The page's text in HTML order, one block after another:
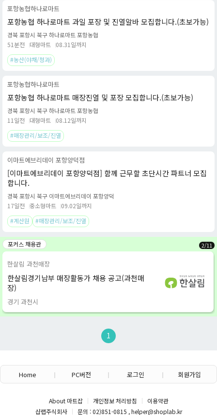
포항농협하나로마트
포항농협 하나로마트 과일 포장 및 진열알바 모집합니다.(초보가능)
경북 포항시 북구 하나로마트 포항농협
51분전
대형마트
08.31일까지
#농산(야채/청과)
포항농협하나로마트
포항농협 하나로마트 매장진열 및 포장 모집합니다.(초보가능)
경북 포항시 북구 하나로마트 포항농협
11일전
대형마트
08.12일까지
#매장관리/보조/진열
이마트에브리데이 포항양덕점
[이마트에브리데이 포항양덕점] 함께 근무할 초단시간 파트너 모집
합니다.
경북 포항시 북구 이마트에브리데이 포항양덕
17일전
중소형마트
09.02일까지
#계산원
#매장관리/보조/진열
포커스 채용관 2/11
한살림 과천매장
한살림경기남부 매장활동가 채용 공고(과천매
장)
경기 과천시
1
Home PC버전 로그인 회원가입
About 마트잡 개인정보 처리방침
이용약관
샵랩주식회사
문의 : 02)851-0815 , helper@shoplab.kr